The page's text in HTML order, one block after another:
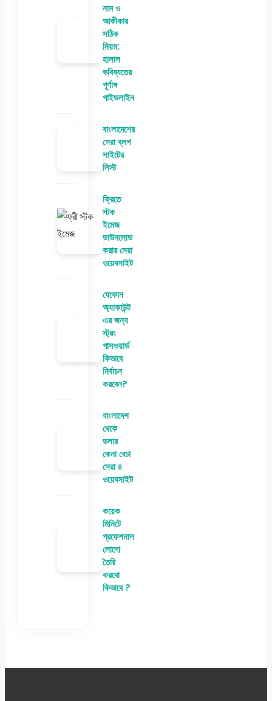
নাম ও
আকীকার
সঠিক
নিয়ম:
হালাল
ভবিষ্যতের
পূর্ণাঙ্গ
গাইডলাইন
বাংলাদেশের
সেরা ব্লগ
সাইটের
লিস্ট
ফ্রিতে
স্টক
ইমেজ
ডাউনলোড
করার সেরা
ওয়েবসাইট
যেকোন
অ্যাকাউন্ট
এর জন্য
স্ট্রং
পাসওয়ার্ড
কিভাবে
নির্বাচন
করবেন?
বাংলাদেশ
থেকে
ডলার
কেনা বেচা
সেরা ৪
ওয়েবসাইট
কয়েক
মিনিটে
প্রফেশনাল
লোগো
তৈরি
করবো
কিভাবে ?